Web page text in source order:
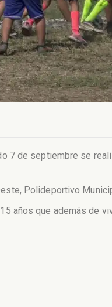
7 de septiembre se
Polideportivo
años que además de